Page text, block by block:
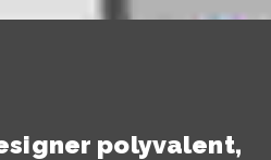
polyvalent,